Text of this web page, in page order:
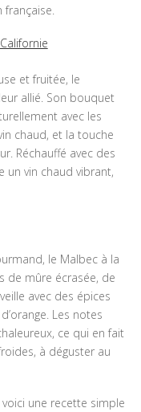
et fruitée, le
allié. Son bouquet
avec les
chaud, et la touche
Réchauffé avec des
un vin chaud vibrant,
le Malbec à la
de mûre écrasée, de
avec des épices
Les notes
ce qui en fait
à déguster au
une recette simple